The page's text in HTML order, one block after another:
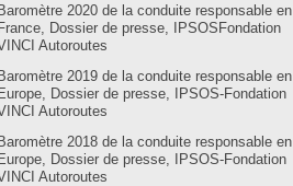
Baromètre 2020 de la conduite responsable en
France, Dossier de presse, IPSOSFondation
Autoroutes
Baromètre 2019 de la conduite responsable en
Europe, Dossier de presse, IPSOS-Fondation
Autoroutes
Baromètre 2018 de la conduite responsable en
Europe, Dossier de presse, IPSOS-Fondation
Autoroutes